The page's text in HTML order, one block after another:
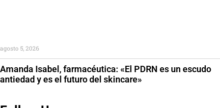
Amanda Isabel, farmacéutica: «El PDRN es un escudo
antiedad y es el futuro del skincare»
agosto 5, 2026